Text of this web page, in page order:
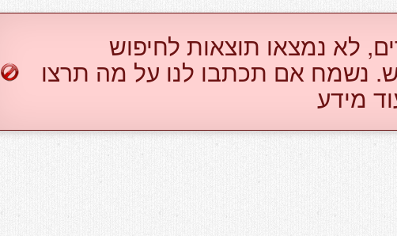
לא נמצאו תוצאות לחיפוש
נשמח אם תכתבו לנו על מה תרצו
מידע